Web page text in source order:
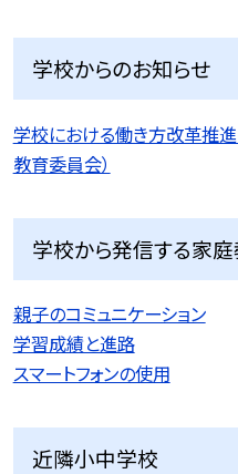
学校からのお知らせ
学校における働き方改革推
教育委員会）
学校から発信する家
親子のコミュニケーション
学習成績と進路
スマートフォンの使用
近隣小中学校